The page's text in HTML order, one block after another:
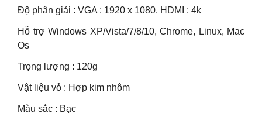
Độ phân giải : VGA : 1920 x 1080. HDMI : 4k
Hỗ trợ Windows XP/Vista/7/8/10, Chrome, Linux, Mac
Os
Trọng lượng : 120g
Vật liệu vỏ : Hợp kim nhôm
Màu sắc : Bạc